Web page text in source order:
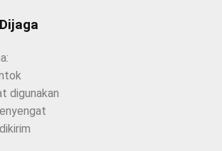
digunakan